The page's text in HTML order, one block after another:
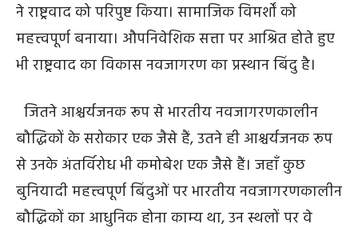
ने राष्ट्रवाद को परिपुष्ट किया। सामाजिक विमर्शों को
महत्त्वपूर्ण बनाया। औपनिवेशिक सत्ता पर आश्रित होते हुए
भी राष्ट्रवाद का विकास नवजागरण का प्रस्थान बिंदु है।
जितने आश्चर्यजनक रूप से भारतीय नवजागरणकालीन
बौद्धिकों के सरोकार एक जैसे हैं, उतने ही आश्चर्यजनक रूप
से उनके अंतर्विरोध भी कमोबेश एक जैसे हैं। जहाँ कुछ
बुनियादी महत्त्वपूर्ण बिंदुओं पर भारतीय नवजागरणकालीन
बौद्धिकों का आधुनिक होना काम्य था, उन स्थलों पर वे